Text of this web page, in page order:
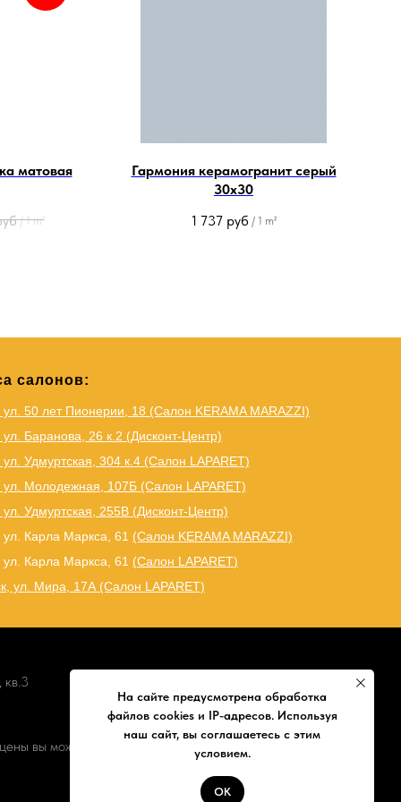
На сайте предусмотрена обработка
файлов cookies и IP-адресов. Используя
наш сайт, вы соглашаетесь с этим
условием.
ОК
матовая
/ 1 m²
Гармония керамогранит серый
30х30
1 737 руб / 1 m²
салонов:
ул. 50 лет Пионерии, 18 (Салон KERAMA MARAZZI)
Баранова, 26 к.2 (Дисконт-Центр)
Удмуртская, 304 к.4 (Салон LAPARET)
ул. Молодежная, 107Б (Салон LAPARET)
Удмуртская, 255В (Дисконт-Центр)
ул. Карла Маркса, 61 (Салон KERAMA MARAZZI)
ул. Карла Маркса, 61 (Салон LAPARET)
ул. Мира, 17А (Салон LAPARET)
кв.3
вы можете уточнить по телефону